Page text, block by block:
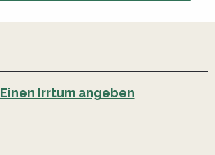
Einen Irrtum angeben